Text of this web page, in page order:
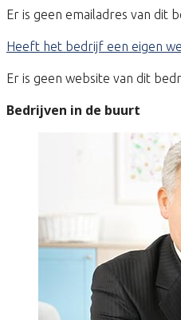
Er is geen emailadres van dit
Heeft het bedrijf een eigen
Er is geen website van dit
Bedrijven in de buurt